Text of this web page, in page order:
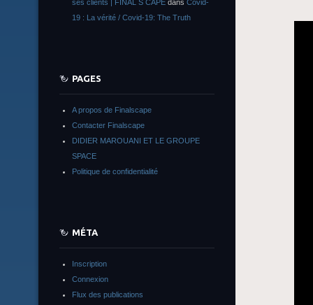
ses clients | FINAL S CAPE dans Covid-
19 : La vérité / Covid-19: The Truth
PAGES
A propos de Finalscape
Contacter Finalscape
DIDIER MAROUANI ET LE GROUPE
SPACE
Politique de confidentialité
MÉTA
Inscription
Connexion
Flux des publications